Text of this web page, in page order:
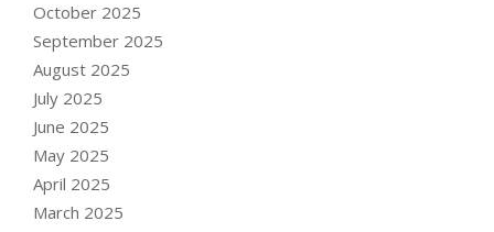
October 2025
September 2025
August 2025
July 2025
June 2025
May 2025
April 2025
March 2025